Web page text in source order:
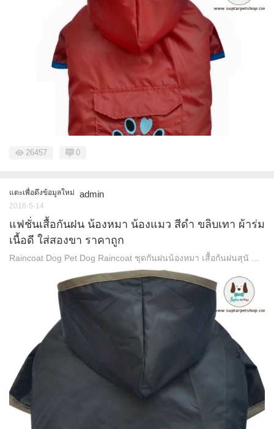
26457 0
แตะเพื่อดึงข้อมูลใหม่ admin
2016-5-14
แฟชั่นเสื้อกันฝน น้องหมา น้องแมว สีดำ ขลิบเทา ผ้าร่ม
เนื้อดี ใส่สองขา ราคาถูก
Raincoat Dog Pet Dog Raincoat ชุดกันฝนน้องหมา เสื้อกันฝนสุนั ...